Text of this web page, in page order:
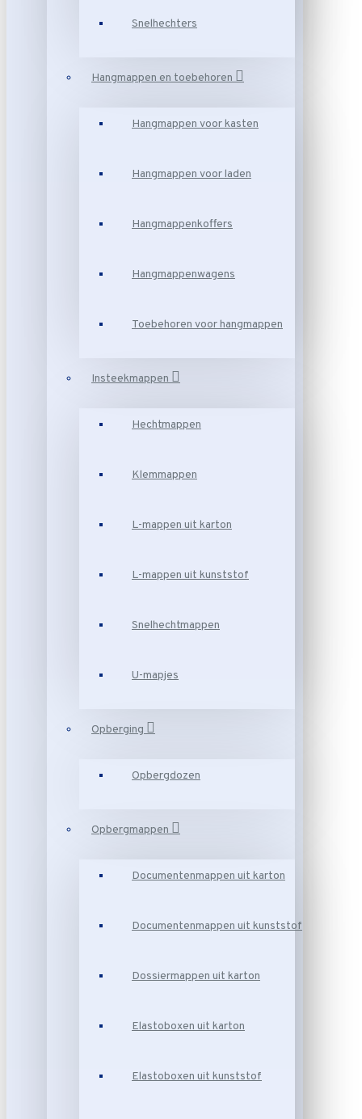
Snelhechters
Hangmappen en toebehoren
Hangmappen voor kasten
Hangmappen voor laden
Hangmappenkoffers
Hangmappenwagens
Toebehoren voor hangmappen
Insteekmappen
Hechtmappen
Klemmappen
L-mappen uit karton
L-mappen uit kunststof
Snelhechtmappen
U-mapjes
Opberging
Opbergdozen
Opbergmappen
Documentenmappen uit karton
Documentenmappen uit kunststof
Dossiermappen uit karton
Elastoboxen uit karton
Elastoboxen uit kunststof